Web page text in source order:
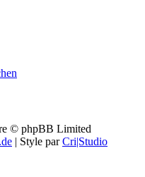
© phpBB Limited
| Style parCri|Studio